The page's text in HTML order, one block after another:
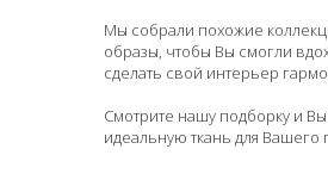
Мы собрали похожие
образы, чтобы Вы смогли
сделать свой интерьер
Смотрите нашу подборку и
идеальную ткань для Вашего